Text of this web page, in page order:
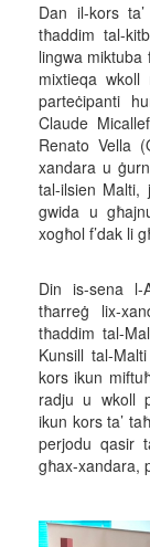
Dan il-kors
tħaddim tal-
lingwa miktuba
mixtieqa wkoll
parteċipanti
Claude
Renato Vella
xandara u
tal-ilsien Malti,
gwida u
xogħol f’dak li
Din is-sena l-
tħarreġ lix-
tħaddim tal-
Kunsill tal-
kors ikun
radju u wkoll
ikun kors ta’
perjodu qasir
għax-xandara,